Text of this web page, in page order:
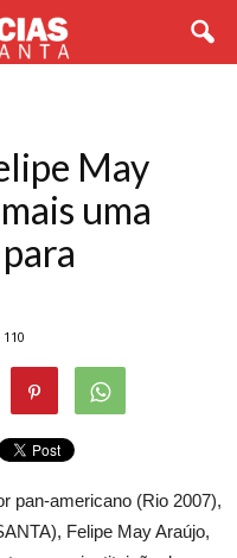
May
uma
110
pan-americano (Rio 2007),
Felipe May Araújo,